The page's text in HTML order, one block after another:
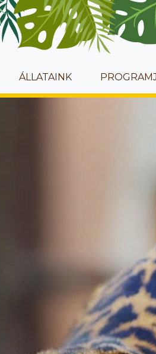
ÁLLATAINK